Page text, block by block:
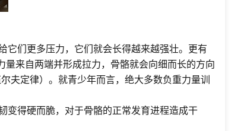
它们更多压力，它们就会长得越来越强壮。更有
来自两端并形成拉力，骨骼就会向细而长的方向
夫定律）。就青少年而言，绝大多数负重力量训
变得硬而脆，对于骨骼的正常发育进程造成干